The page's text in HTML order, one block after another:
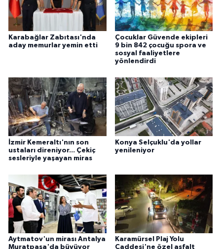
Karabağlar Zabıtası'nda
aday memurlar yemin etti
Çocuklar Güvende ekipleri
9 bin 842 çocuğu spora ve
sosyal faaliyetlere
yönlendirdi
İzmir Kemeraltı'nın son
ustaları direniyor... Çekiç
sesleriyle yaşayan miras
Konya Selçuklu'da yollar
yenileniyor
Aytmatov'un mirası Antalya
Muratpaşa'da büyüyor
Karamürsel Plaj Yolu
Caddesi'ne özel asfalt